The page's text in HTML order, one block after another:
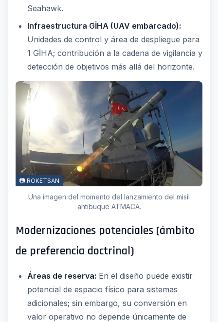
Seahawk.
Infraestructura GİHA (UAV embarcado):
Unidades de control y área de despliegue para
1 GİHA; contribución a la cadena de vigilancia y
detección de objetivos más allá del horizonte.
📷 ROKETSAN
Una imagen del momento del lanzamiento del misil
antibuque ATMACA.
Modernizaciones potenciales (ámbito
de preferencia doctrinal)
Áreas de reserva: En el diseño puede existir
potencial de espacio físico para sistemas
adicionales; sin embargo, su conversión en
valor operativo no depende únicamente de